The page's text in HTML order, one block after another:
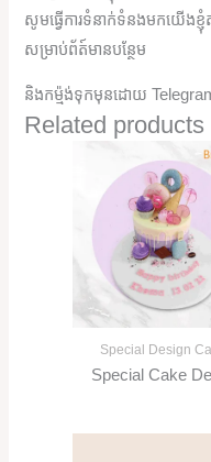
សូមធ្វើការទំនាក់ទំនងមកយើងខ្ញុំ
សម្រាប់ព័ត៍មានបន្ថែម
និងកម្ម៉ង់ទុកមុនដោយ
Related products
Special Design
Special Cake